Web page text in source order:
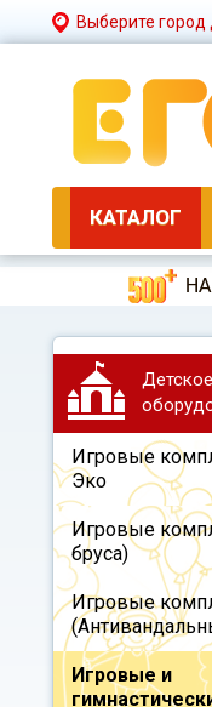
Выберите город
КАТАЛОГ
Игровые
Эко
Игровые
бруса)
Игровые
Игровые и